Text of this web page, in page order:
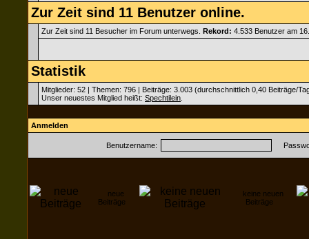
Zur Zeit sind 11 Benutzer online.
Zur Zeit sind 11 Besucher im Forum unterwegs. Rekord: 4.533 Benutzer am
Statistik
Mitglieder: 52 | Themen: 796 | Beiträge: 3.003 (durchschnittlich 0,40 Beiträge/
Unser neuestes Mitglied heißt: Spechtilein
Anmelden
Benutzername:
neue
Beiträge
keine neuen
Beiträge